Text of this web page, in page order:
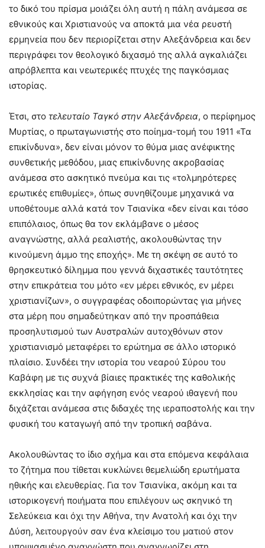
το δικό του πρίσμα μοιάζει όλη αυτή η πάλη ανάμεσα σε
εθνικούς και Χριστιανούς να αποκτά μια νέα ρευστή
ερμηνεία που δεν περιορίζεται στην Αλεξάνδρεια και δεν
περιγράφει τον θεολογικό διχασμό της αλλά αγκαλιάζει
απρόβλεπτα και νεωτερικές πτυχές της παγκόσμιας
ιστορίας.
Έτσι, στο τελευταίο Ταγκό στην Αλεξάνδρεια, ο περίφημος
Μυρτίας, ο πρωταγωνιστής στο ποίημα-τομή του 1911 «Τα
επικίνδυνα», δεν είναι μόνον το θύμα μιας ανέφικτης
συνθετικής μεθόδου, μιας επικίνδυνης ακροβασίας
ανάμεσα στο ασκητικό πνεύμα και τις «τολμηρότερες
ερωτικές επιθυμίες», όπως συνηθίζουμε μηχανικά να
υποθέτουμε αλλά κατά τον Τσιανίκα «δεν είναι και τόσο
επιπόλαιος, όπως θα τον εκλάμβανε ο μέσος
αναγνώστης, αλλά ρεαλιστής, ακολουθώντας την
κινούμενη άμμο της εποχής». Με τη σκέψη σε αυτό το
θρησκευτικό δίλημμα που γεννά διχαστικές ταυτότητες
στην επικράτεια του μότο «εν μέρει εθνικός, εν μέρει
χριστιανίζων», ο συγγραφέας οδοιπορώντας για μήνες
στα μέρη που σημαδεύτηκαν από την προσπάθεια
προσηλυτισμού των Αυστραλών αυτοχθόνων στον
χριστιανισμό μεταφέρει το ερώτημα σε άλλο ιστορικό
πλαίσιο. Συνδέει την ιστορία του νεαρού Σύρου του
Καβάφη με τις συχνά βίαιες πρακτικές της καθολικής
εκκλησίας και την αφήγηση ενός νεαρού ιθαγενή που
διχάζεται ανάμεσα στις διδαχές της ιεραποστολής και την
φυσική του καταγωγή από την τροπική σαβάνα.
Ακολουθώντας το ίδιο σχήμα και στα επόμενα κεφάλαια
το ζήτημα που τίθεται κυκλώνει θεμελιώδη ερωτήματα
ηθικής και ελευθερίας. Για τον Τσιανίκα, ακόμη και τα
ιστορικογενή ποιήματα που επιλέγουν ως σκηνικό τη
Σελεύκεια και όχι την Αθήνα, την Ανατολή και όχι την
Δύση, λειτουργούν σαν ένα κλείσιμο του ματιού στον